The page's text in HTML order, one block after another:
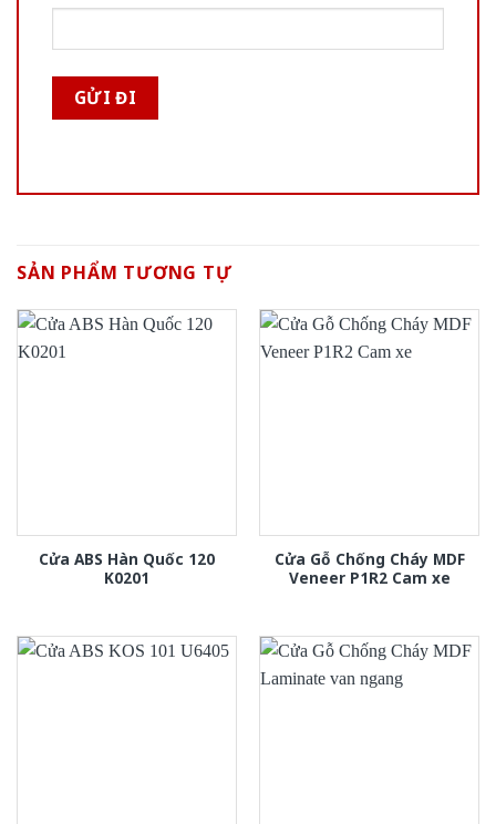
SẢN PHẨM TƯƠNG TỰ
Cửa ABS Hàn Quốc 120
K0201
Cửa Gỗ Chống Cháy MDF
Veneer P1R2 Cam xe